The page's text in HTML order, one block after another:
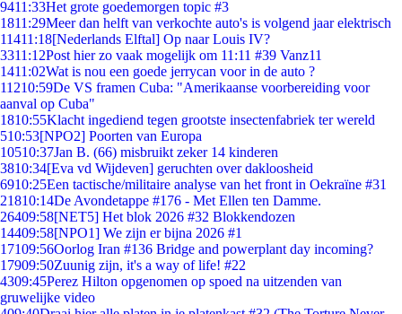
9411:33Het grote goedemorgen topic #3
1811:29Meer dan helft van verkochte auto's is volgend jaar elektrisch
11411:18[Nederlands Elftal] Op naar Louis IV?
3311:12Post hier zo vaak mogelijk om 11:11 #39 Vanz11
1411:02Wat is nou een goede jerrycan voor in de auto ?
11210:59De VS framen Cuba: "Amerikaanse voorbereiding voor
aanval op Cuba"
1810:55Klacht ingediend tegen grootste insectenfabriek ter wereld
510:53[NPO2] Poorten van Europa
10510:37Jan B. (66) misbruikt zeker 14 kinderen
3810:34[Eva vd Wijdeven] geruchten over dakloosheid
6910:25Een tactische/militaire analyse van het front in Oekraïne #31
21810:14De Avondetappe #176 - Met Ellen ten Damme.
26409:58[NET5] Het blok 2026 #32 Blokkendozen
14409:58[NPO1] We zijn er bijna 2026 #1
17109:56Oorlog Iran #136 Bridge and powerplant day incoming?
17909:50Zuunig zijn, it's a way of life! #22
4309:45Perez Hilton opgenomen op spoed na uitzenden van
gruwelijke video